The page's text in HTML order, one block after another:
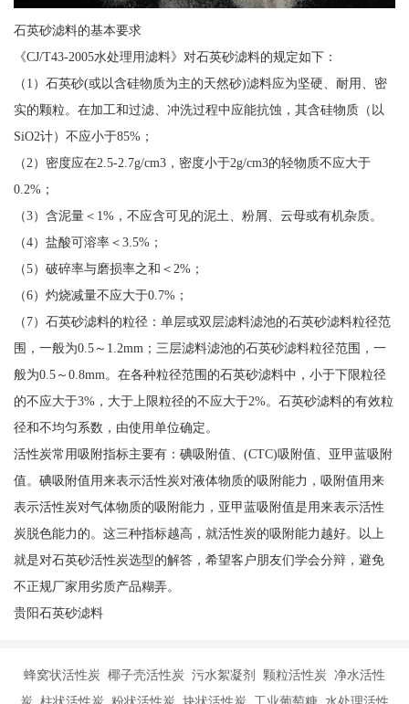
石英砂滤料的基本要求
《CJ/T43-2005水处理用滤料》对石英砂滤料的规定如下：
（1）石英砂(或以含硅物质为主的天然砂)滤料应为坚硬、耐用、密
实的颗粒。在加工和过滤、冲洗过程中应能抗蚀，其含硅物质（以
SiO2计）不应小于85%；
（2）密度应在2.5-2.7g/cm3，密度小于2g/cm3的轻物质不应大于
0.2%；
（3）含泥量＜1%，不应含可见的泥土、粉屑、云母或有机杂质。
（4）盐酸可溶率＜3.5%；
（5）破碎率与磨损率之和＜2%；
（6）灼烧减量不应大于0.7%；
（7）石英砂滤料的粒径：单层或双层滤料滤池的石英砂滤料粒径范
围，一般为0.5～1.2mm；三层滤料滤池的石英砂滤料粒径范围，一
般为0.5～0.8mm。在各种粒径范围的石英砂滤料中，小于下限粒径
的不应大于3%，大于上限粒径的不应大于2%。石英砂滤料的有效粒
径和不均匀系数，由使用单位确定。
活性炭常用吸附指标主要有：碘吸附值、(CTC)吸附值、亚甲蓝吸附
值。碘吸附值用来表示活性炭对液体物质的吸附能力，吸附值用来
表示活性炭对气体物质的吸附能力，亚甲蓝吸附值是用来表示活性
炭脱色能力的。这三种指标越高，就活性炭的吸附能力越好。以上
就是对石英砂活性炭选型的解答，希望客户朋友们学会分辩，避免
不正规厂家用劣质产品糊弄。
贵阳石英砂滤料
蜂窝状活性炭 椰子壳活性炭 污水絮凝剂 颗粒活性炭 净水活性
炭 柱状活性炭 粉状活性炭 块状活性炭 工业葡萄糖 水处理活性